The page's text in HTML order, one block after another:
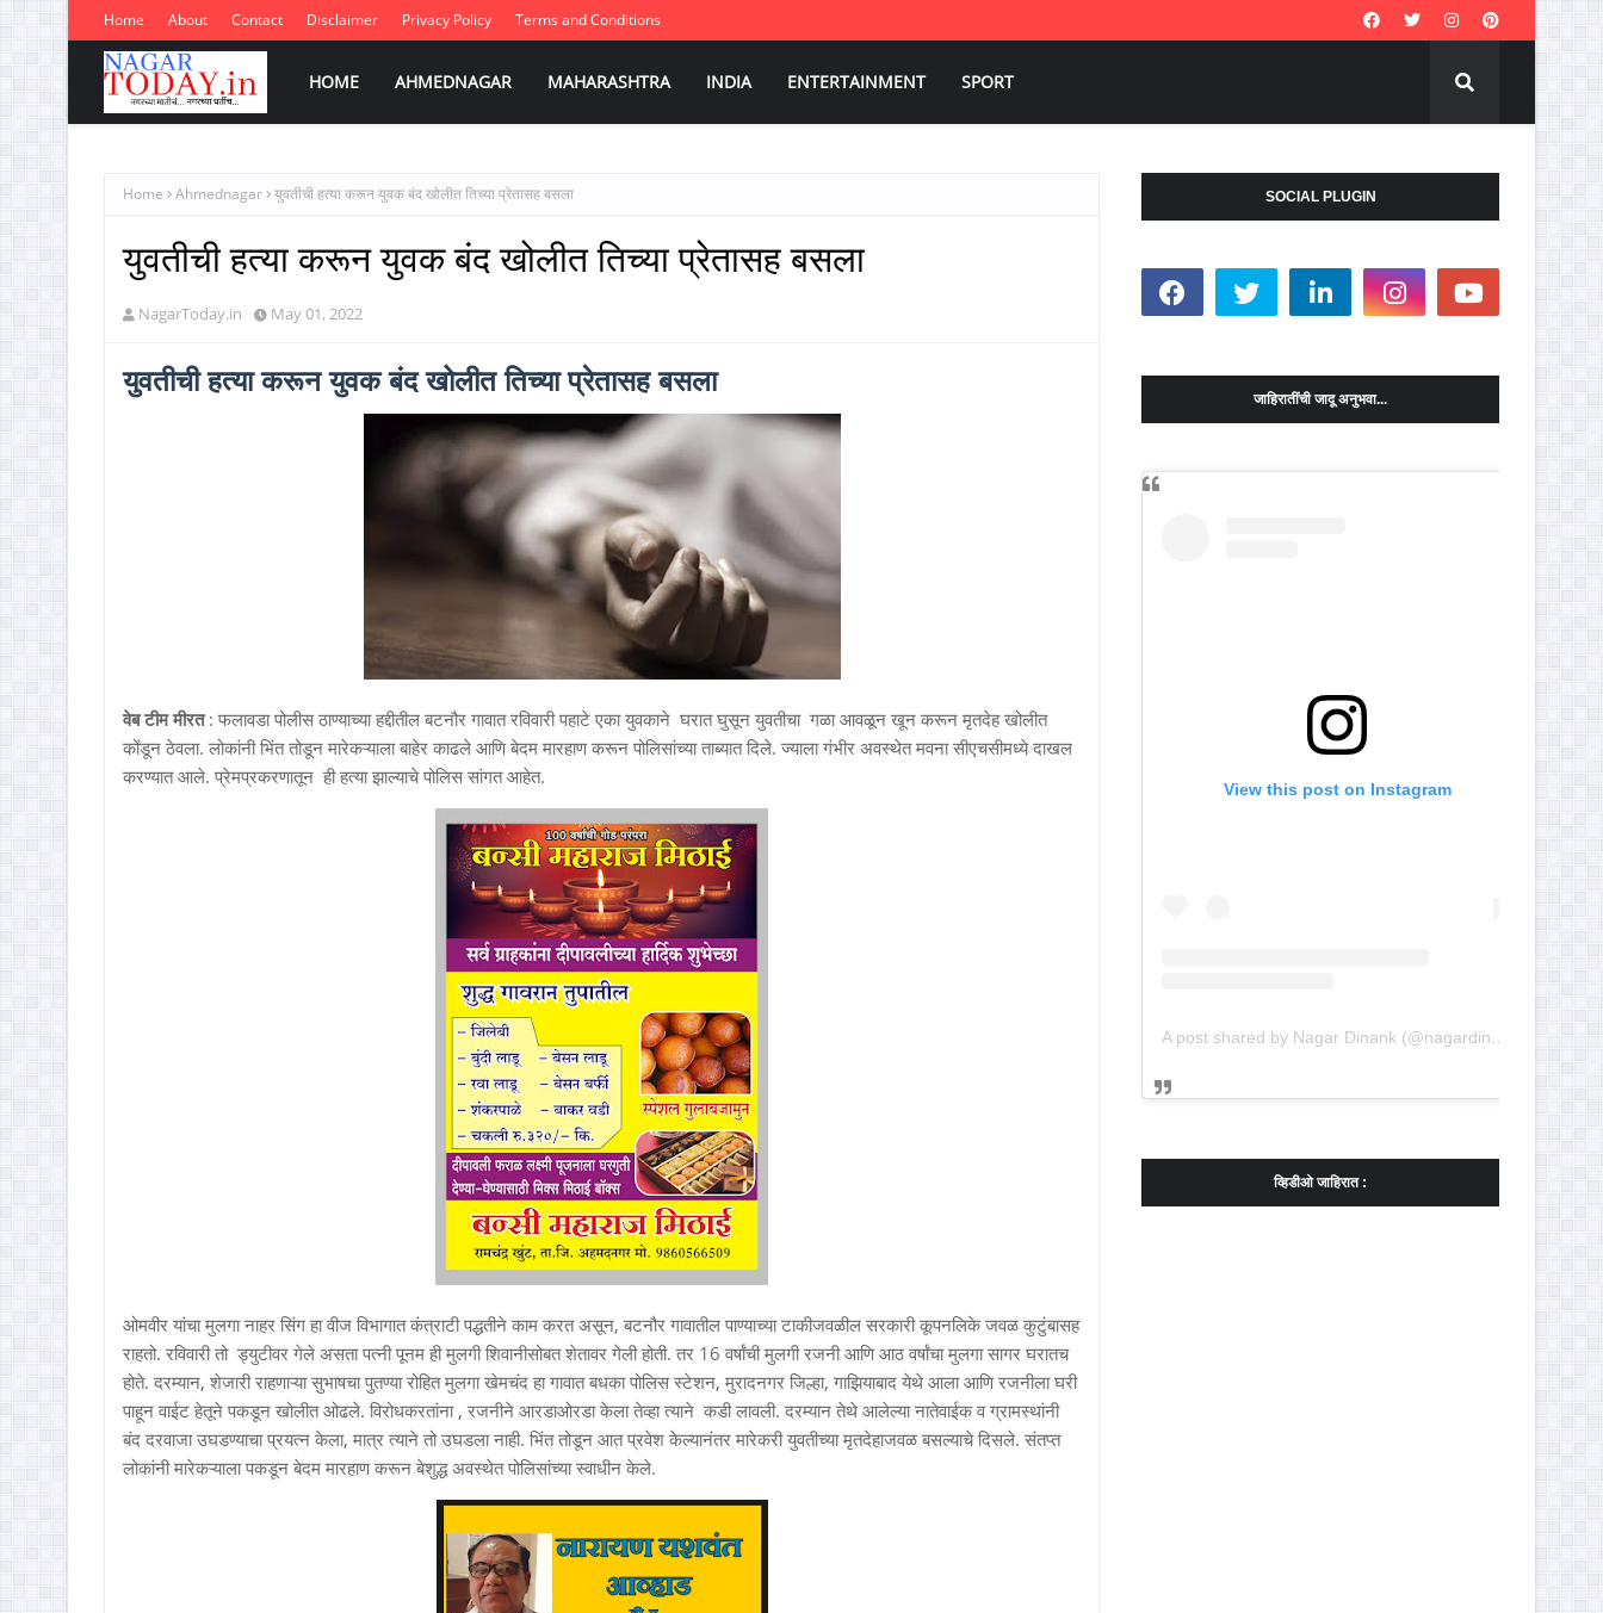
Home About Contact Disclaimer Privacy Policy Terms and Conditions
HOME AHMEDNAGAR MAHARASHTRA INDIA ENTERTAINMENT SPORT
Home Ahmednagar युवतीची हत्या करून युवक बंद खोलीत तिच्या प्रेतासह बसला
युवतीची हत्या करून युवक बंद खोलीत तिच्या प्रेतासह बसला
NagarToday.in May 01, 2022
युवतीची हत्या करून युवक बंद खोलीत तिच्या प्रेतासह बसला
वेब टीम मीरत: फलावडा पोलीस ठाण्याच्या हद्दीतील बटनौर गावात रविवारी पहाटे एका युवकाने घरात घुसून युवतीचा गळा आवळून खून करून मृतदेह खोलीत
कोंडून ठेवला. लोकांनी भिंत तोडून मारेकऱ्याला बाहेर काढले आणि बेदम मारहाण करून पोलिसांच्या ताब्यात दिले. ज्याला गंभीर अवस्थेत मवना सीएचसीमध्ये दाखल
करण्यात आले. प्रेमप्रकरणातून ही हत्या झाल्याचे पोलिस सांगत आहेत.
ओमवीर यांचा मुलगा नाहर सिंग हा वीज विभागात कंत्राटी पद्धतीने काम करत असून, बटनौर गावातील पाण्याच्या टाकीजवळील सरकारी कूपनलिके जवळ कुटुंबासह
राहतो. रविवारी तो ड्युटीवर गेले असता पत्नी पूनम ही मुलगी शिवानीसोबत शेतावर गेली होती. तर 16 वर्षांची मुलगी रजनी आणि आठ वर्षांचा मुलगा सागर घरातच
होते. दरम्यान, शेजारी राहणाऱ्या सुभाषचा पुतण्या रोहित मुलगा खेमचंद हा गावात बधका पोलिस स्टेशन, मुरादनगर जिल्हा, गाझियाबाद येथे आला आणि रजनीला घरी
पाहून वाईट हेतूने पकडून खोलीत ओढले. विरोधकरतांना , रजनीने आरडाओरडा केला तेव्हा त्याने कडी लावली. दरम्यान तेथे आलेल्या नातेवाईक व ग्रामस्थांनी
बंद दरवाजा उघडण्याचा प्रयत्न केला, मात्र त्याने तो उघडला नाही. भिंत तोडून आत प्रवेश केल्यानंतर मारेकरी युवतीच्या मृतदेहाजवळ बसल्याचे दिसले. संतप्त
लोकांनी मारेकऱ्याला पकडून बेदम मारहाण करून बेशुद्ध अवस्थेत पोलिसांच्या स्वाधीन केले.
SOCIAL PLUGIN
जाहिरातींची जादू अनुभवा...
View this post on Instagram
A post shared by Nagar Dinank (@nagardinank)
व्हिडीओ जाहिरात :